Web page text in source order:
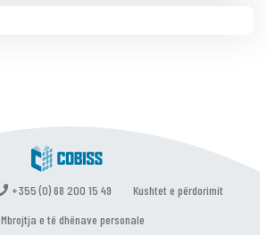
+355 (0) 68 200 15 49
Kushtet e përdorimit
Mbrojtja e të dhënave personale